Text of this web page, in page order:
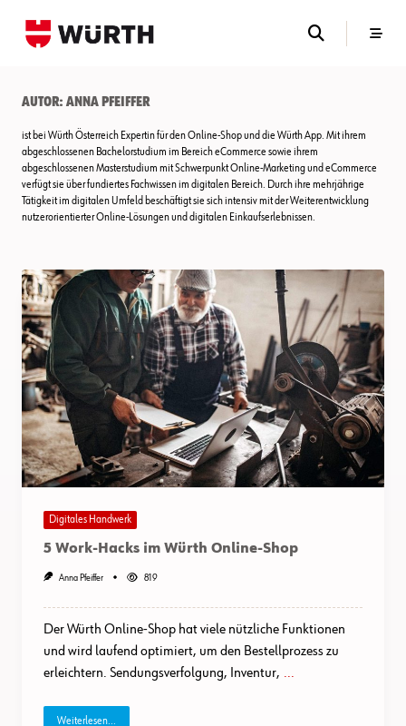
Autor: Anna Pfeiffer
ist bei Würth Österreich Expertin für den Online-Shop und die Würth App. Mit ihrem
abgeschlossenen Bachelorstudium im Bereich eCommerce sowie ihrem
abgeschlossenen Masterstudium mit Schwerpunkt Online-Marketing und eCommerce
verfügt sie über fundiertes Fachwissen im digitalen Bereich. Durch ihre mehrjährige
Tätigkeit im digitalen Umfeld beschäftigt sie sich intensiv mit der Weiterentwicklung
nutzerorientierter Online-Lösungen und digitalen Einkaufserlebnissen.
Digitales Handwerk
5 Work-Hacks im Würth Online-Shop
Anna Pfeiffer 819
Der Würth Online-Shop hat viele nützliche Funktionen
und wird laufend optimiert, um den Bestellprozess zu
erleichtern. Sendungsverfolgung, Inventur, ...
Weiterlesen...